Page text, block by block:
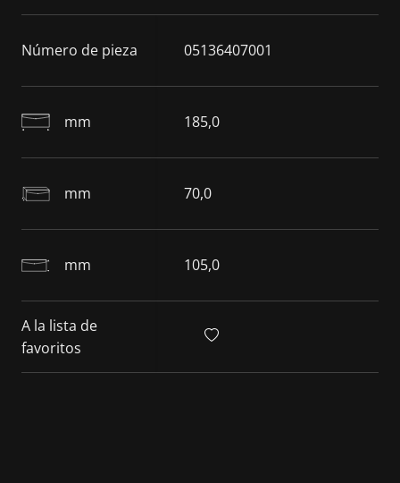
Número de pieza 05136407001
mm 185,0
mm 70,0
mm 105,0
A la lista de
favoritos